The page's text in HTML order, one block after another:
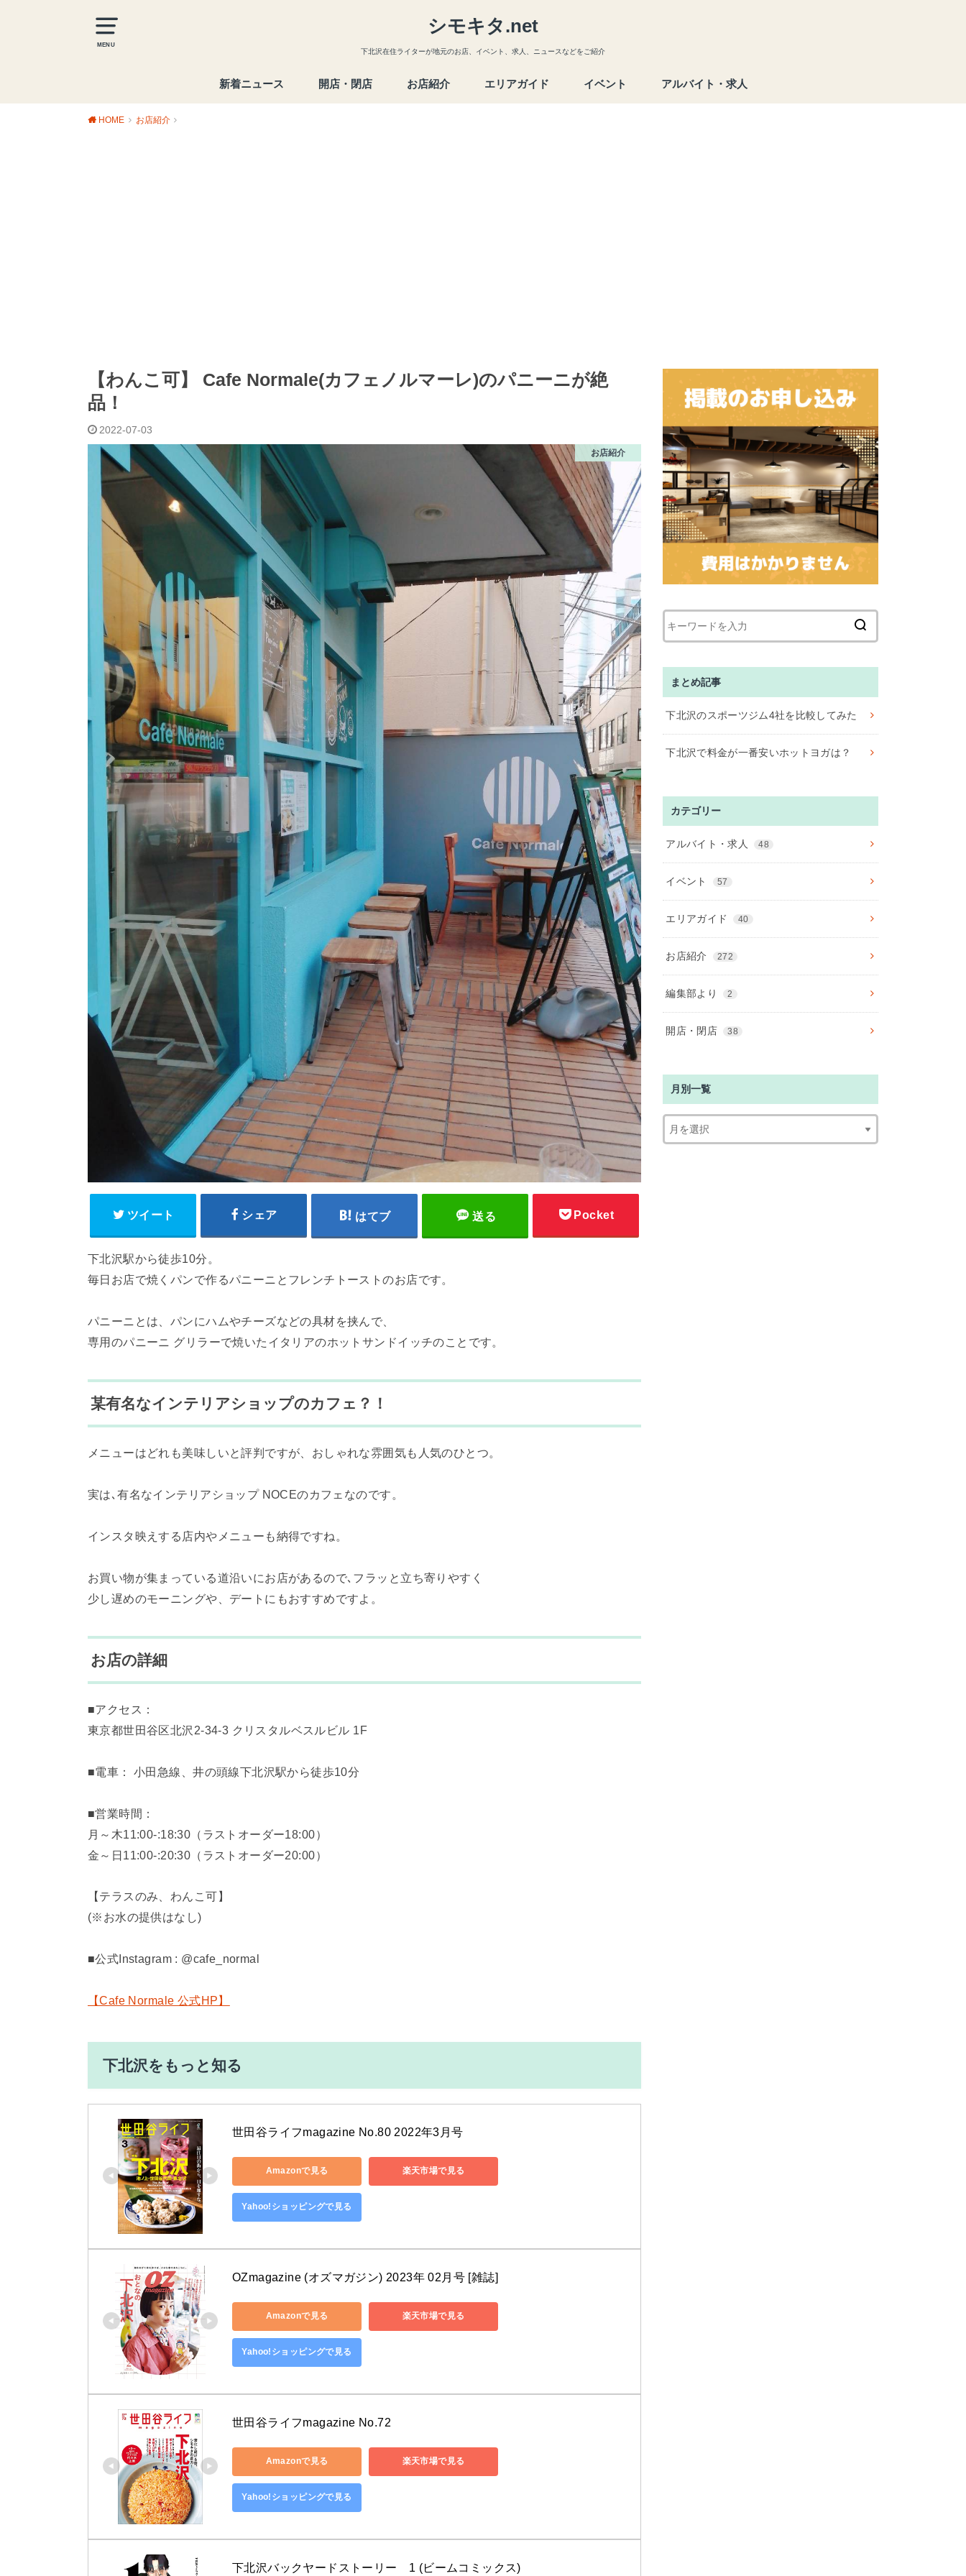
MENU
シモキタ.net
下北沢在住ライターが地元のお店、イベント、求人、ニュースなどをご紹介
新着ニュース 開店・閉店 お店紹介 エリアガイド イベント アルバイト・求人
HOME お店紹介
【わんこ可】 Cafe Normale(カフェノルマーレ)のパニーニが絶
品！
2022-07-03
お店紹介
ツイート シェア はてブ 送る Pocket
下北沢駅から徒歩10分。
毎日お店で焼くパンで作るパニーニとフレンチトーストのお店です。
パニーニとは、パンにハムやチーズなどの具材を挟んで、
専用のパニーニ グリラーで焼いたイタリアのホットサンドイッチのことです。
某有名なインテリアショップのカフェ？！
メニューはどれも美味しいと評判ですが、おしゃれな雰囲気も人気のひとつ。
実は､有名なインテリアショップ NOCEのカフェなのです。
インスタ映えする店内やメニューも納得ですね。
お買い物が集まっている道沿いにお店があるので､フラッと立ち寄りやすく
少し遅めのモーニングや、デートにもおすすめですよ。
お店の詳細
■アクセス：
東京都世田谷区北沢2-34-3 クリスタルベスルビル 1F
■電車： 小田急線、井の頭線下北沢駅から徒歩10分
■営業時間：
月～木11:00-:18:30（ラストオーダー18:00）
金～日11:00-:20:30（ラストオーダー20:00）
【テラスのみ、わんこ可】
(※お水の提供はなし)
■公式Instagram : @cafe_normal
【Cafe Normale 公式HP】
下北沢をもっと知る
世田谷ライフmagazine No.80 2022年3月号
Amazonで見る 楽天市場で見る
Yahoo!ショッピングで見る
OZmagazine (オズマガジン) 2023年 02月号 [雑誌]
Amazonで見る 楽天市場で見る
Yahoo!ショッピングで見る
世田谷ライフmagazine No.72
Amazonで見る 楽天市場で見る
Yahoo!ショッピングで見る
下北沢バックヤードストーリー　1 (ビームコミックス)
まとめ記事
下北沢のスポーツジム4社を比較してみた
下北沢で料金が一番安いホットヨガは？
カテゴリー
アルバイト・求人 48
イベント 57
エリアガイド 40
お店紹介 272
編集部より 2
開店・閉店 38
月別一覧